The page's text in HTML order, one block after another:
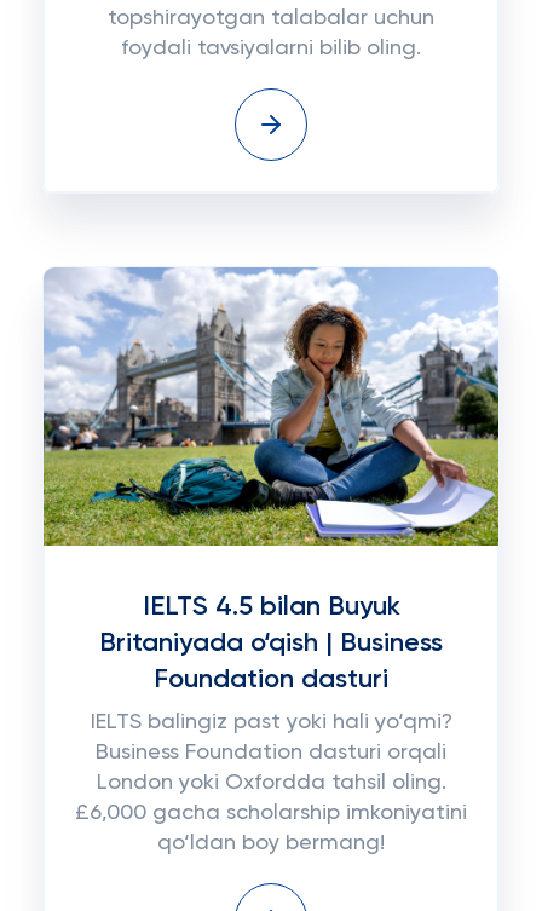
topshirayotgan talabalar uchun
foydali tavsiyalarni bilib oling.
IELTS 4.5 bilan Buyuk
Britaniyada o‘qish | Business
Foundation dasturi
IELTS balingiz past yoki hali yo‘qmi?
Business Foundation dasturi orqali
London yoki Oxfordda tahsil oling.
£6,000 gacha scholarship imkoniyatini
qo‘ldan boy bermang!